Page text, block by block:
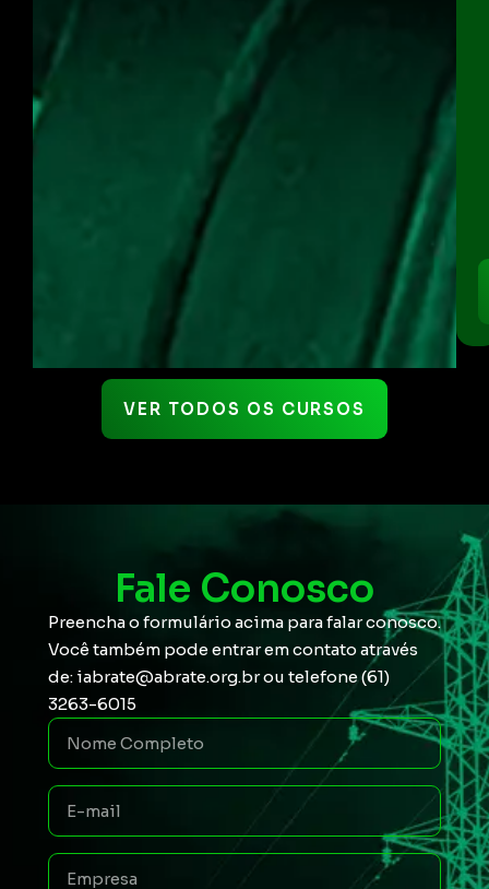
VER TODOS OS CURSOS
Fale Conosco
Preencha o formulário acima para falar conosco.
Você também pode entrar em contato através
de: iabrate@abrate.org.br ou telefone (61)
3263-6015